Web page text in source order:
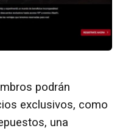
podrán
exclusivos, como
una